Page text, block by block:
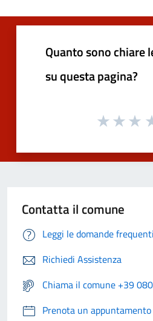
Quanto sono chiare
su questa pagina?
Contatta il comune
Leggi le domande frequenti
Richiedi Assistenza
Chiama il comune +39
Prenota un appuntamento